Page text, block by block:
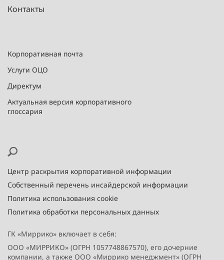
Контакты
Корпоративная почта
Услуги ОЦО
Директум
Актуальная версия корпоративного
глоссария
Центр раскрытия корпоративной информации
Собственный перечень инсайдерской информации
Политика использования cookie
Политика обработки персональных данных
ГК «Миррико» включает в себя:
ООО «МИРРИКО» (ОГРН 1057748867570), его дочерние
компании, а также ООО «Миррико менеджмент» (ОГРН